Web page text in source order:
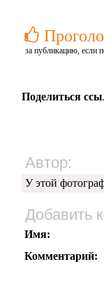
за публикацию, если
Поделиться
Автор:
У этой
Добавить
Имя:
Комментарий: